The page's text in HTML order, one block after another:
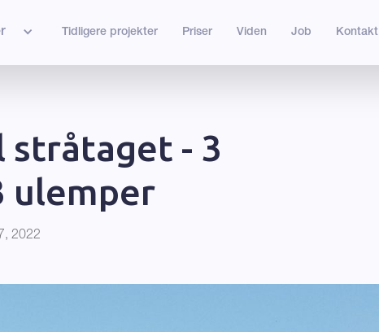
Tidligere projekter Priser Viden Job Kontakt
stråtaget - 3
ulemper
2022